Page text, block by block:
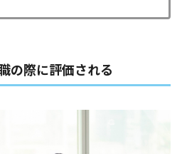
の際に評価される